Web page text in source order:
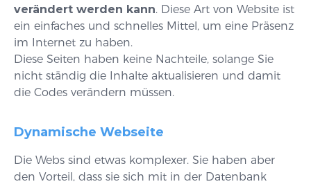
verändert werden kann. Diese Art von Website ist
ein einfaches und schnelles Mittel, um eine Präsenz
im Internet zu haben.
Diese Seiten haben keine Nachteile, solange Sie
nicht ständig die Inhalte aktualisieren und damit
die Codes verändern müssen.
Dynamische Webseite
Die Webs sind etwas komplexer. Sie haben aber
den Vorteil, dass sie sich mit in der Datenbank